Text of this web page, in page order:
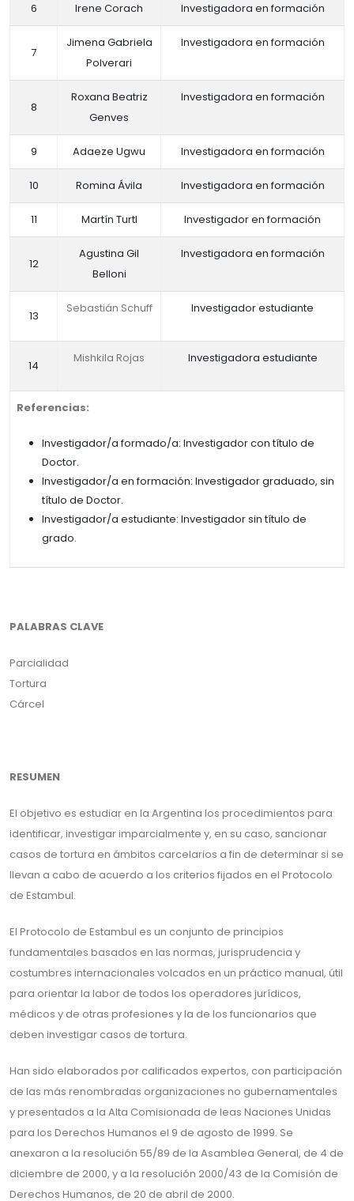
6 Irene Corach Investigadora en formación
7
Jimena Gabriela
Polverari
Investigadora en formación
8
Roxana Beatriz
Genves
Investigadora en formación
9 Adaeze Ugwu Investigadora en formación
10 Romina Ávila Investigadora en formación
11 Martín Turtl Investigador en formación
12
Agustina Gil
Belloni
Investigadora en formación
13
Sebastián Schuff Investigador estudiante
14
Mishkila Rojas Investigadora estudiante
Referencias:
Investigador/a formado/a: Investigador con título de
Doctor.
Investigador/a en formación: Investigador graduado, sin
título de Doctor.
Investigador/a estudiante: Investigador sin título de
grado.
PALABRAS CLAVE
Parcialidad
Tortura
Cárcel
RESUMEN
El objetivo es estudiar en la Argentina los procedimientos para
identificar, investigar imparcialmente y, en su caso, sancionar
casos de tortura en ámbitos carcelarios a fin de determinar si se
llevan a cabo de acuerdo a los criterios fijados en el Protocolo
de Estambul.
El Protocolo de Estambul es un conjunto de principios
fundamentales basados en las normas, jurisprudencia y
costumbres internacionales volcados en un práctico manual, útil
para orientar la labor de todos los operadores jurídicos,
médicos y de otras profesiones y la de los funcionarios que
deben investigar casos de tortura.
Han sido elaborados por calificados expertos, con participación
de las más renombradas organizaciones no gubernamentales
y presentados a la Alta Comisionada de leas Naciones Unidas
para los Derechos Humanos el 9 de agosto de 1999. Se
anexaron a la resolución 55/89 de la Asamblea General, de 4 de
diciembre de 2000, y a la resolución 2000/43 de la Comisión de
Derechos Humanos, de 20 de abril de 2000.